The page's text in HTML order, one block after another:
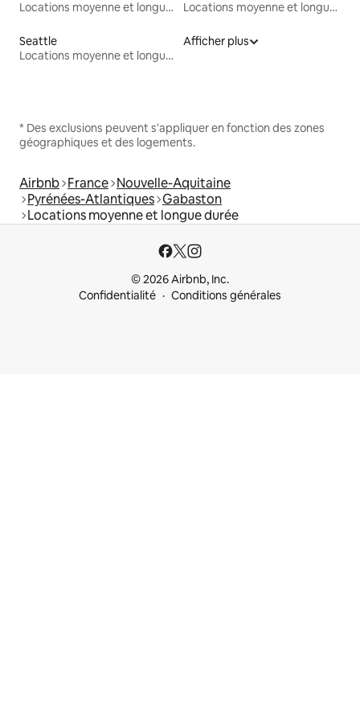
Locations moyenne et longue durée Locations moyenne et longue durée
Seattle
Locations moyenne et longue durée
Afficher plus
* Des exclusions peuvent s'appliquer en fonction des zones
géographiques et des logements.
Airbnb France Nouvelle-Aquitaine
Pyrénées-Atlantiques Gabaston
Locations moyenne et longue durée
© 2026 Airbnb, Inc.
Confidentialité
Conditions générales